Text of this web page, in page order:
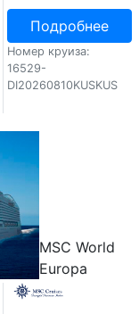
Подробнее
Номер круиза:
16529-
DI20260810KUSKUS
MSC World
Europa